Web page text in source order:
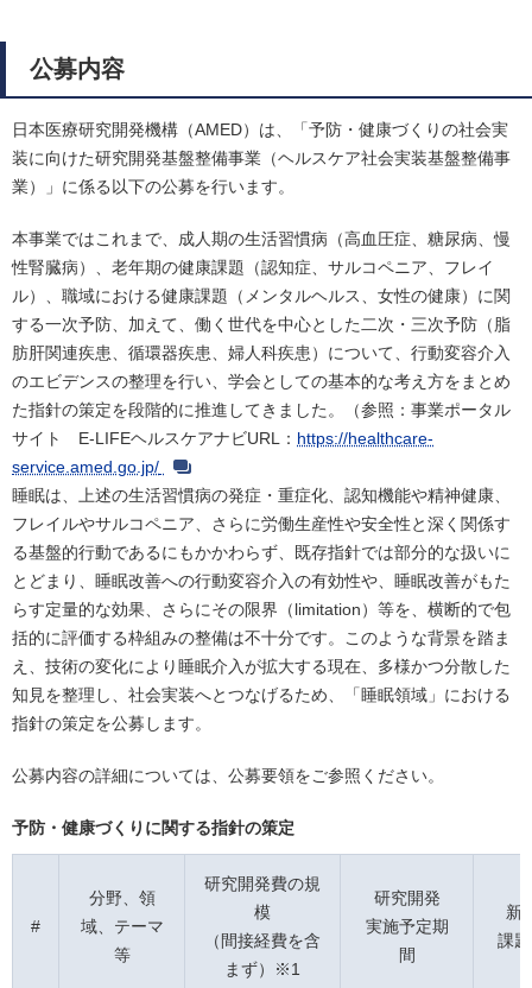
公募内容
日本医療研究開発機構（AMED）は、「予防・健康づくりの社会実
装に向けた研究開発基盤整備事業（ヘルスケア社会実装基盤整備事
業）」に係る以下の公募を行います。
本事業ではこれまで、成人期の生活習慣病（高血圧症、糖尿病、慢
性腎臓病）、老年期の健康課題（認知症、サルコペニア、フレイ
ル）、職域における健康課題（メンタルヘルス、女性の健康）に関
する一次予防、加えて、働く世代を中心とした二次・三次予防（脂
肪肝関連疾患、循環器疾患、婦人科疾患）について、行動変容介入
のエビデンスの整理を行い、学会としての基本的な考え方をまとめ
た指針の策定を段階的に推進してきました。（参照：事業ポータル
サイト E-LIFEヘルスケアナビURL： https://healthcare-
service.amed.go.jp/
睡眠は、上述の生活習慣病の発症・重症化、認知機能や精神健康、
フレイルやサルコペニア、さらに労働生産性や安全性と深く関係す
る基盤的行動であるにもかかわらず、既存指針では部分的な扱いに
とどまり、睡眠改善への行動変容介入の有効性や、睡眠改善がもた
らす定量的な効果、さらにその限界（limitation）等を、横断的で包
括的に評価する枠組みの整備は不十分です。このような背景を踏ま
え、技術の変化により睡眠介入が拡大する現在、多様かつ分散した
知見を整理し、社会実装へとつなげるため、「睡眠領域」における
指針の策定を公募します。
公募内容の詳細については、公募要領をご参照ください。
予防・健康づくりに関する指針の策定
#
分野、領
域、テーマ
等
研究開発費の規
模
（間接経費を含
まず）※1
研究開発
実施予定期
間
新
課